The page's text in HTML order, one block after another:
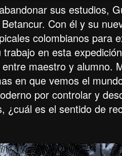
sus estudios,
Con él y su
colombianos para
en esta
maestro y alumno.
en que vemos el
por controlar y
¿cuál es el sentido de